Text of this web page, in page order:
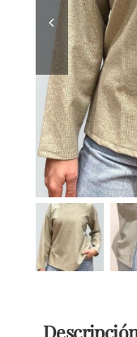
TEMPORADAS
TU COMPRA
BUSCAR
POR: